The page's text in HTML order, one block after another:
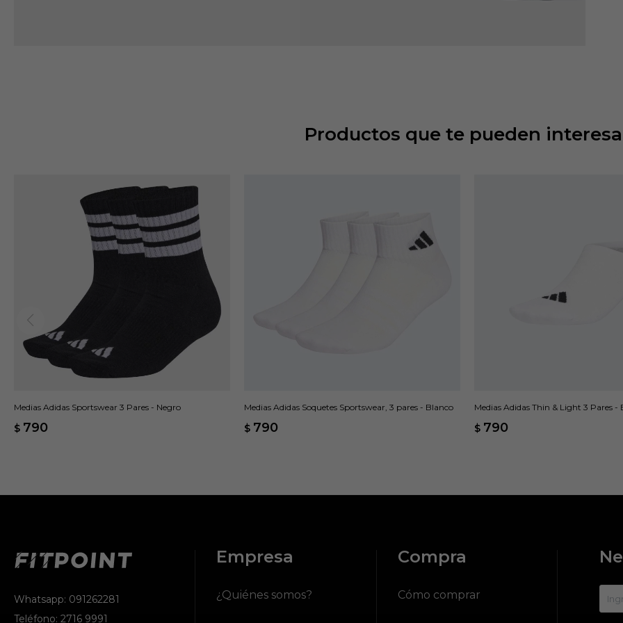
Productos que te pueden
Medias Adidas Sportswear 3 Pares - Negro
$ 790
Medias Adidas Soquetes Sportswear, 3 pares - Blanco
$ 790
Medias Adidas Thin & Light 3 Pares -
$ 790
Whatsapp: 091262281
Teléfono: 2716 9991
Empresa
¿Quiénes somos?
Compra
Cómo comprar